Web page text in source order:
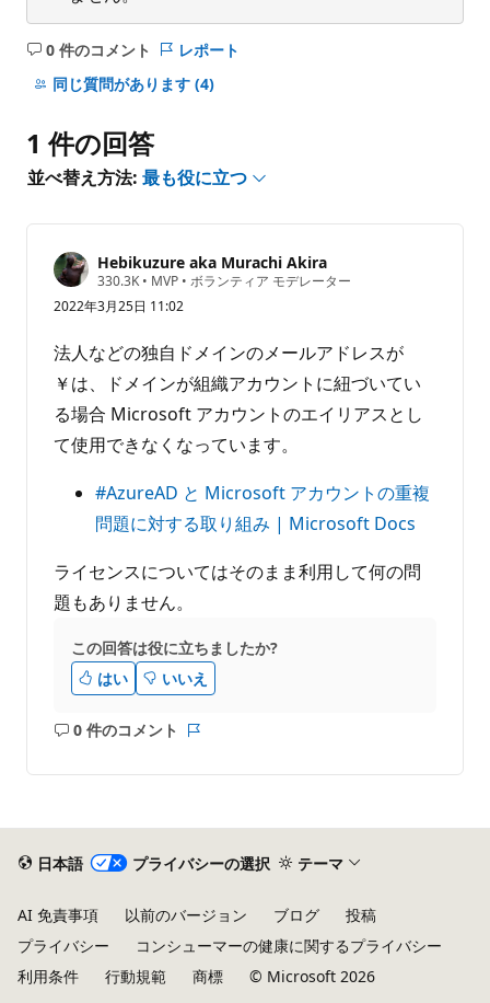
0 件のコメント
コ
メ
は
あ
ま
ん
レポート
同じ質問があります (4)
1 件の回答
並べ替え方法: 最も役に立つ
Hebikuzure aka Murachi Akira
330.3K 評
価
の
イ
ン
ト
• MVP • ボランティア モデレーター
2022年3月25日 11:02
法人などの独自ドメインのメールアドレスが
￥は、ドメインが組織アカウントに紐づいてい
る場合 Microsoft アカウントのエイリアスとし
て使用できなくなっています。
#AzureAD と Microsoft アカウントの重複
問題に対する取り組み | Microsoft Docs
ライセンスについてはそのまま利用して何の問
題もありません。
この回答は役に立ちましたか?
はい
いいえ
0 件のコメント
コ
は
あ
り
せ
日本語 プライバシーの選択 テーマ
AI 免責事項 以前のバージョン ブログ
投稿
プライバシー
コンシューマーの健康に関するプライバシー
利用条件
行動規範 商標 © Microsoft 2026